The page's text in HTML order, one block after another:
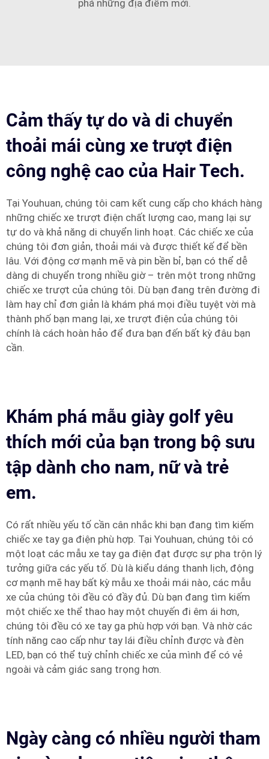
phá những địa điểm mới.
Cảm thấy tự do và di chuyển
thoải mái cùng xe trượt điện
công nghệ cao của Hair Tech.
Tại Youhuan, chúng tôi cam kết cung cấp cho khách hàng
những chiếc xe trượt điện chất lượng cao, mang lại sự
tự do và khả năng di chuyển linh hoạt. Các chiếc xe của
chúng tôi đơn giản, thoải mái và được thiết kế để bền
lâu. Với động cơ mạnh mẽ và pin bền bỉ, bạn có thể dễ
dàng di chuyển trong nhiều giờ – trên một trong những
chiếc xe trượt của chúng tôi. Dù bạn đang trên đường đi
làm hay chỉ đơn giản là khám phá mọi điều tuyệt vời mà
thành phố bạn mang lại, xe trượt điện của chúng tôi
chính là cách hoàn hảo để đưa bạn đến bất kỳ đâu bạn
cần.
Khám phá mẫu giày golf yêu
thích mới của bạn trong bộ sưu
tập dành cho nam, nữ và trẻ
em.
Có rất nhiều yếu tố cần cân nhắc khi bạn đang tìm kiếm
chiếc xe tay ga điện phù hợp. Tại Youhuan, chúng tôi có
một loạt các mẫu xe tay ga điện đạt được sự pha trộn lý
tưởng giữa các yếu tố. Dù là kiểu dáng thanh lịch, động
cơ mạnh mẽ hay bất kỳ mẫu xe thoải mái nào, các mẫu
xe của chúng tôi đều có đầy đủ. Dù bạn đang tìm kiếm
một chiếc xe thể thao hay một chuyến đi êm ái hơn,
chúng tôi đều có xe tay ga phù hợp với bạn. Và nhờ các
tính năng cao cấp như tay lái điều chỉnh được và đèn
LED, bạn có thể tuỳ chỉnh chiếc xe của mình để có vẻ
ngoài và cảm giác sang trọng hơn.
Ngày càng có nhiều người tham